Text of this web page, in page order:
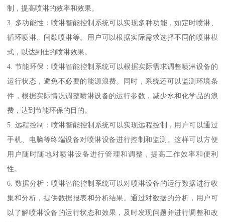
制，提高喷淋的效率和效果。
3. 多功能性：喷淋智能控制系统可以实现多种功能，如定时喷淋、
循环喷淋、间歇喷淋等。用户可以根据实际需求选择不同的喷淋模
式，以达到佳的喷淋效果。
4. 节能环保：喷淋智能控制系统可以根据实际需求调整喷淋设备的
运行状态，避免不必要的能源浪费。同时，系统还可以监测环境条
件，根据实际情况调整喷淋设备的运行参数，减少水和化学品的浪
费，达到节能环保的目的。
5. 远程控制：喷淋智能控制系统可以实现远程控制，用户可以通过
手机、电脑等终端设备对喷淋设备进行控制和监测。这样可以方便
用户随时随地对喷淋设备进行管理和调整，提高工作效率和便利
性。
6. 数据分析：喷淋智能控制系统可以对喷淋设备的运行数据进行收
集和分析，提供数据报表和分析结果。通过对数据的分析，用户可
以了解喷淋设备的运行状态和效果，及时发现问题并进行调整和改